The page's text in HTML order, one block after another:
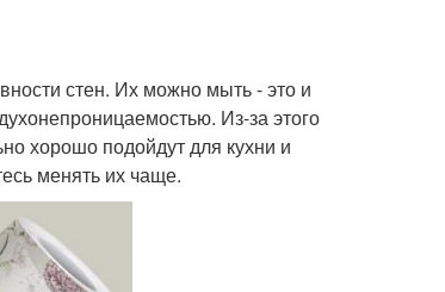
стен. Их можно мыть - это и
Из-за этого
хорошо подойдут для кухни и
менять их чаще.